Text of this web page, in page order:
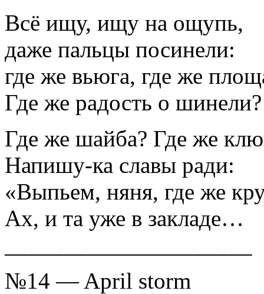
Всё ищу, ищу на ощупь,
даже пальцы посинели:
где же вьюга, где же
Где же радость о шинели?
Где же шайба? Где же
Напишу-ка славы ради:
«Выпьем, няня, где же
Ах, и та уже в закладе…
№14 — April storm